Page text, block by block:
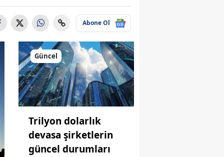
Abone Ol
Güncel
Trilyon dolarlık
devasa şirketlerin
güncel durumları